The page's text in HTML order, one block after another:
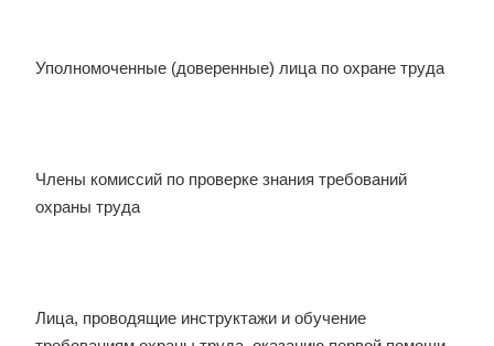
Уполномоченные (доверенные) лица по охране труда
Члены комиссий по проверке знания требований
охраны труда
Лица, проводящие инструктажи и обучение